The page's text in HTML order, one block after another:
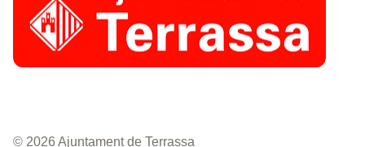
© 2026 Ajuntament de Terrassa